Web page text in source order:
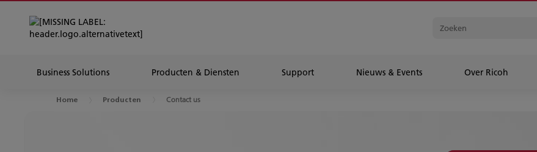
Business Solutions Producten & Diensten Support Nieuws & Events Over Ricoh
Home Producten Contact us